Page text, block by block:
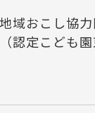
地域おこし協
認定こども